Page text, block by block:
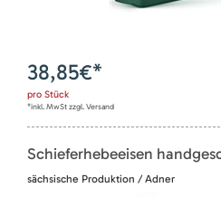
38,85€*
pro Stück
*inkl. MwSt zzgl. Versand
Schieferhebeeisen
sächsische Produktion / Adner